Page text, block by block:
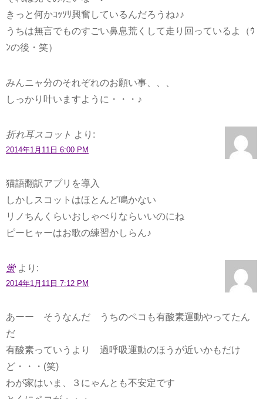
きっと何かｺｯｿﾘ興奮しているんだろうね♪♪
うちは無言でものすごい鼻息荒くして走り回っているよ（ｳ
ﾝの後・笑）
みんニャ分のそれぞれのお願い事、、、
しっかり叶いますように・・・♪
折れ耳スコット より:
2014年1月11日 6:00 PM
猫語翻訳アプリを導入
しかしスコットはほとんど鳴かない
リノちんくらいおしゃべりならいいのにね
ピーヒャーはお歌の練習かしらん♪
蛍 より:
2014年1月11日 7:12 PM
あーー そうなんだ うちのペコも有酸素運動やってたん
だ
有酸素っていうより 過呼吸運動のほうが近いかもだけ
ど・・・(笑)
わが家はいま、３にゃんとも不安定です